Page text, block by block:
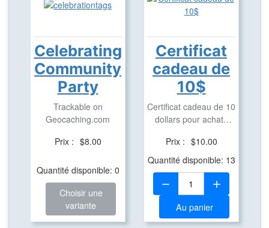
Celebrating
Community
Party
Trackable on
Geocaching.com
Prix : $8.00
Quantité disponible: 0
Choisir une
variante
Certificat
cadeau de
10$
Certificat cadeau de 10
dollars pour achats
Prix : $10.00
Quantité disponible: 13
Quantité:
Au panier